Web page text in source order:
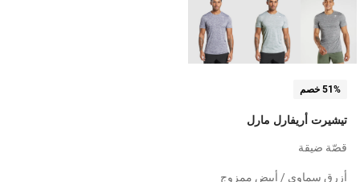
51% خصم
تيشيرت أريفارل مارل
قصّة ضيقة
أزرق سماوي / أبيض ممزوج